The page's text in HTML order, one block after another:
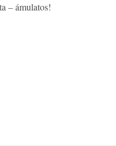
– ámulatos!